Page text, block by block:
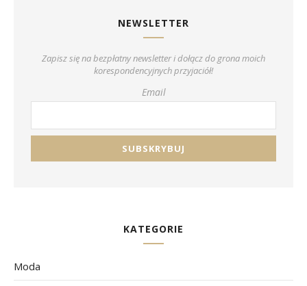
NEWSLETTER
Zapisz się na bezpłatny newsletter i dołącz do grona moich
korespondencyjnych przyjaciół!
Email
KATEGORIE
Moda